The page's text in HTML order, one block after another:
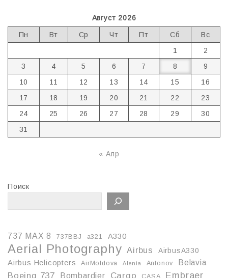
Август 2026
Пн Вт Ср Чт Пт Сб
Вс
1
2
3
4 5 6 7 8
9
10
11 12 13 14 15
16
17
18 19 20 21 22
23
24
25 26 27 28 29
30
31
« Апр
Поиск
737 MAX 8 737BBJ a321 A330
Aerial Photography Airbus
AirbusA330
Airbus Helicopters
AirMoldova Alenia Antonov Belavia
Boeing 737 Bombardier Cargo CASA Embraer